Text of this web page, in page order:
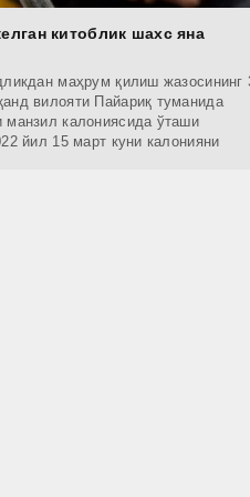
китоблик шахс яна
маҳрум қилиш жазосининг
вилояти Пайариқ туманида
манзил калониясида ўташи
йил 15 март куни калонияни